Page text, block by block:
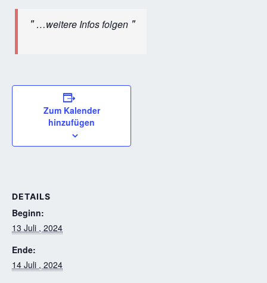
…weitere Infos folgen
Zum Kalender
hinzufügen
DETAILS
Beginn:
13 Juli , 2024
Ende:
14 Juli , 2024